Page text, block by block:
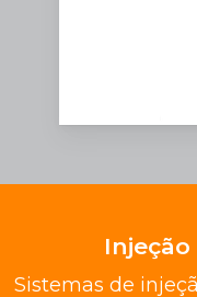
Sistemas de